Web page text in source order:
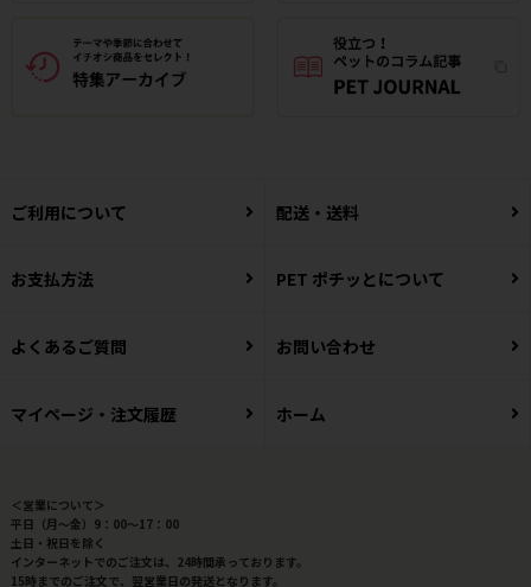
ご利用について 配送・送料
お支払方法 PET ポチッとについて
よくあるご質問 お問い合わせ
マイページ・注文履歴 ホーム
＜営業について＞
平日（月～金）9：00～17：00
土日・祝日を除く
インターネットでのご注文は、24時間承っております。
15時までのご注文で、翌営業日の発送となります。